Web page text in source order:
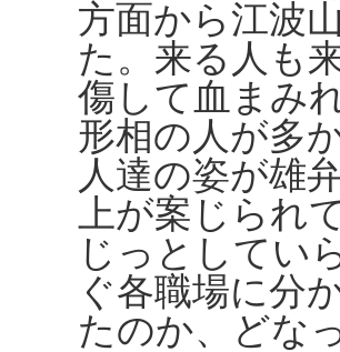
方面から江波
た。来る人も
傷して血まみ
形相の人が多
人達の姿が雄
上が案じられ
じっとしてい
ぐ各職場に分
たのか、どな